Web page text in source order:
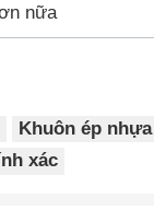
khoang
nữa
Khuôn ép nhựa
xác